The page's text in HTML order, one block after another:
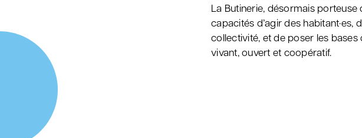
La Butinerie, désormais
capacités d’agir des habitant·es,
collectivité, et de poser les bases
vivant, ouvert et coopératif.